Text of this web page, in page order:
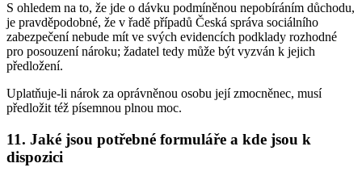
S ohledem na to, že jde o dávku podmíněnou nepobíráním důchodu,
je pravděpodobné, že v řadě případů Česká správa sociálního
zabezpečení nebude mít ve svých evidencích podklady rozhodné
pro posouzení nároku; žadatel tedy může být vyzván k jejich
předložení.
Uplatňuje-li nárok za oprávněnou osobu její zmocněnec, musí
předložit též písemnou plnou moc.
11. Jaké jsou potřebné formuláře a kde jsou k
dispozici